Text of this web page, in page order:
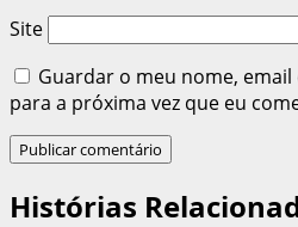
Site
Guardar o meu nome,
para a próxima vez que eu
Histórias